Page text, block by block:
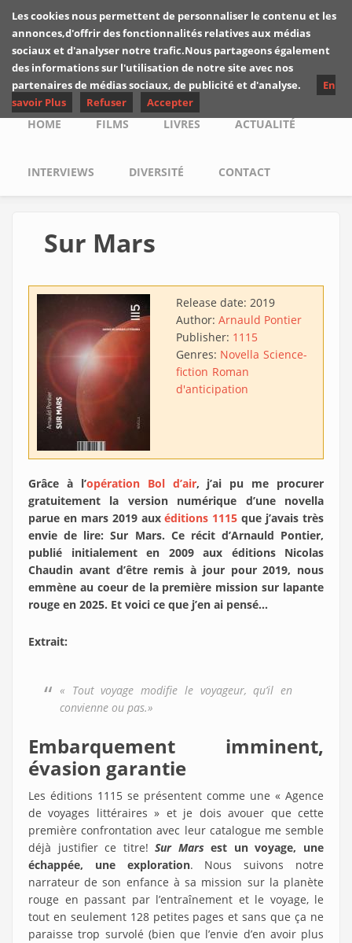
Skip to main content
Les critiques de
Yuyine
Main menu
HOME FILMS LIVRES ACTUALITÉ
INTERVIEWS DIVERSITÉ CONTACT
Sur Mars
Release date: 2019
Author: Arnauld Pontier
Publisher: 1115
Genres: Novella Science-
fiction Roman
d'anticipation
Grâce à l’opération Bol d’air, j’ai pu me procurer
gratuitement la version numérique d’une novella
parue en mars 2019 auxéditions 1115 que j’avais très
envie de lire: Sur Mars. Ce récit d’Arnauld Pontier,
publié initialement en 2009 aux éditions Nicolas
Chaudin avant d’être remis à jour pour 2019, nous
emmène au coeur de la première mission sur lapante
rouge en 2025. Et voici ce que j’en ai pensé…
Extrait:
« Tout voyage modifie le voyageur, qu’il en
convienne ou pas.»
Embarquement imminent,
évasion garantie
Les éditions 1115 se présentent comme une « Agence
de voyages littéraires » et je dois avouer que cette
première confrontation avec leur catalogue me semble
déjà justifier ce titre!Sur Mars est un voyage, une
échappée, une exploration. Nous suivons notre
narrateur de son enfance à sa mission sur la planète
rouge en passant par l’entraînement et le voyage, le
tout en seulement 128 petites pages et sans que ça ne
paraisse trop survolé (bien que l’envie d’en avoir plus
Les cookies nous permettent de personnaliser le contenu et les
annonces,d'offrir des fonctionnalités relatives aux médias
sociaux et d'analyser notre trafic.Nous partageons également
des informations sur l'utilisation de notre site avec nos
partenaires de médias sociaux, de publicité et d'analyse.
En
savoir Plus
Refuser Accepter